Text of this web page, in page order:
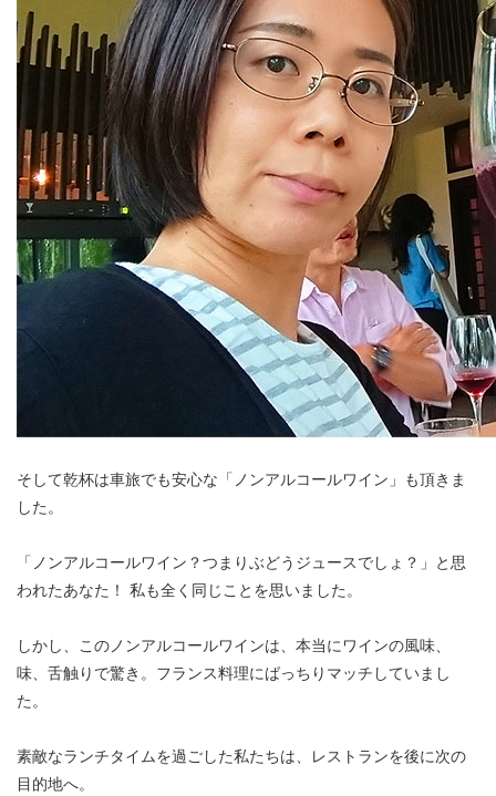
そして乾杯は車旅でも安心な「ノンアルコールワイン」も頂きま
した。
「ノンアルコールワイン？つまりぶどうジュースでしょ？」と思
われたあなた！ 私も全く同じことを思いました。
しかし、このノンアルコールワインは、本当にワインの風味、
味、舌触りで驚き。フランス料理にばっちりマッチしていまし
た。
素敵なランチタイムを過ごした私たちは、レストランを後に次の
目的地へ。